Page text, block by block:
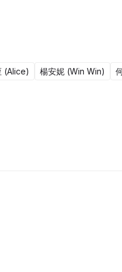
(Alice) 楊安妮 (Win Win)